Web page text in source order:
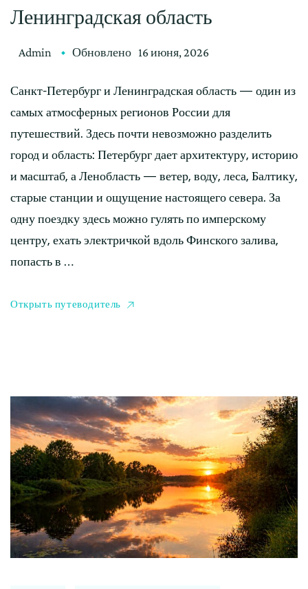
Ленинградская область
Admin Обновлено 16 июня, 2026
Санкт-Петербург и Ленинградская область — один из
самых атмосферных регионов России для
путешествий. Здесь почти невозможно разделить
город и область: Петербург дает архитектуру, историю
и масштаб, а Ленобласть — ветер, воду, леса, Балтику,
старые станции и ощущение настоящего севера. За
одну поездку здесь можно гулять по имперскому
центру, ехать электричкой вдоль Финского залива,
попасть в …
Открыть путеводитель